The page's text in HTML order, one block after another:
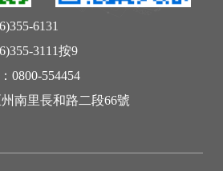
6131
3111按9
0800-554454
南里長和路二段66號